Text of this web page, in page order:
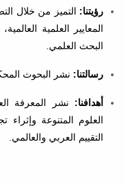
رؤيتنا: التميز من خلال
المعايير العلمية
البحث العلمي.
رسالتنا: نشر البحوث
أهدافنا: نشر المعرفة
العلوم المتنوعة وإثراء
التقييم العربي والعالمي.